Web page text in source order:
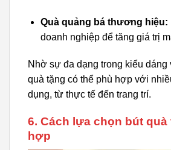
Quà quảng bá thương hiệu:
doanh nghiệp để tăng giá trị
Nhờ sự đa dạng trong kiểu dáng
quà tặng có thể phù hợp với
dụng, từ thực tế đến trang trí.
6. Cách lựa chọn bút quà
hợp